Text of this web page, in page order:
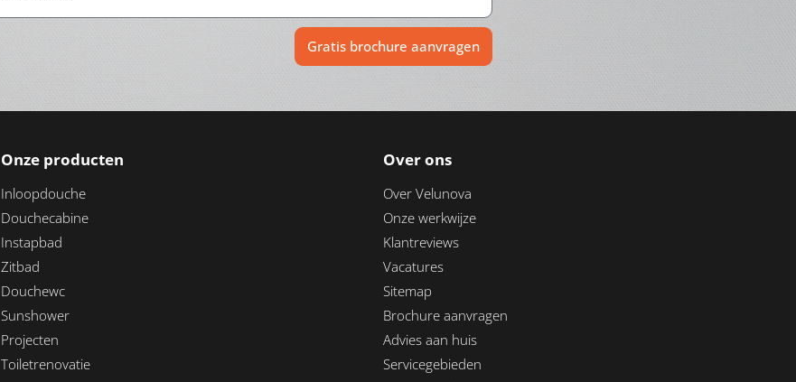
Gratis brochure aanvragen
Onze producten
Inloopdouche
Douchecabine
Instapbad
Zitbad
Douchewc
Sunshower
Projecten
Toiletrenovatie
Over ons
Over Velunova
Onze werkwijze
Klantreviews
Vacatures
Sitemap
Brochure aanvragen
Advies aan huis
Servicegebieden